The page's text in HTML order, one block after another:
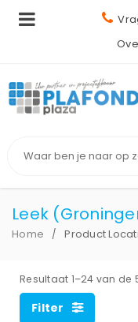
Leek
Home / Product
Resultaat 1–24 van
Filter